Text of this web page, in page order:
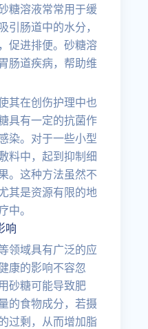
糖溶液常常用于缓
引肠道中的水分，
促进排便。砂糖溶
肠道疾病，帮助维
其在创伤护理中也
具有一定的抗菌作
染。对于一些小型
料中，起到抑制细
。这种方法虽然不
其是资源有限的地
中。
响
领域具有广泛的应
康的影响不容忽
砂糖可能导致肥
的食物成分，若摄
过剩，从而增加脂